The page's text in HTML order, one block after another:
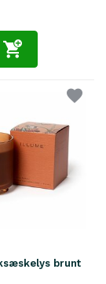
brunt